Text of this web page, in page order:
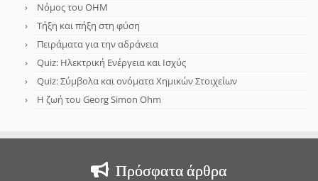
Νόμος του OHM
Τήξη και πήξη στη φύση
Πειράματα για την αδράνεια
Quiz: Ηλεκτρική Ενέργεια και Ισχύς
Quiz: Σύμβολα και ονόματα Χημικών Στοιχείων
Η ζωή του Georg Simon Ohm
Πρόσφατα άρθρα